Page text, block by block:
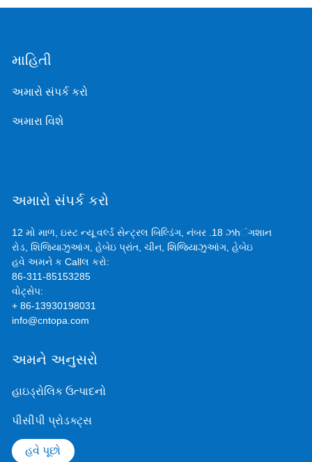
માહિતી
અમારો સંપર્ક કરો
અમારા વિશે
અમારો સંપર્ક કરો
12 મો માળ, ઇસ્ટ ન્યૂ વર્લ્ડ સેન્ટ્રલ બિલ્ડિંગ, નંબર .18 ઝhંગશાન
રોડ, શિજિયાઝુઆંગ, હેબેઇ પ્રાંત, ચીન, શિજિયાઝુઆંગ, હેબેઇ
હવે અમને ક Callલ કરો:
86-311-85153285
વોટ્સેપ:
+ 86-13930198031
info@cntopa.com
અમને અનુસરો
હાઇડ્રોલિક ઉત્પાદનો
પીસીપી પ્રોડક્ટ્સ
હવે પૂછો